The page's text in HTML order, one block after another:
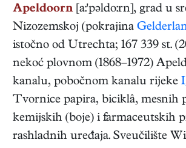
Apeldoorn [a:'pəldo:rn], grad u
Nizozemskoj (pokrajina
istočno od Utrechta; 167 339 st.
nekoć plovnom (1868–1972)
kanalu, pobočnom kanalu rijeke
Tvornice papira, biciklâ, mesnih
kemijskih (boje) i farmaceutskih
rashladnih uređaja. Sveučilište